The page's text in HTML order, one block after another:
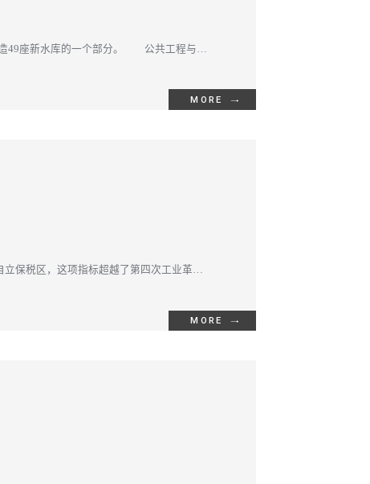
造49座新水库的一个部分。 公共工程与民
MORE
保税区，这项指标超越了第四次工业革命
MORE